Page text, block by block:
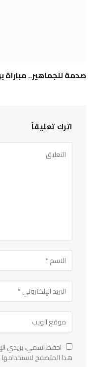
صدمة للجماهير..
اترك تعليقاً
احفظ اسمي، بريدي
هذا المتصفح